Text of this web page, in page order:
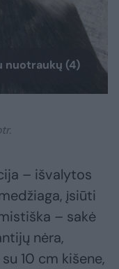
nuotraukų (4)
– išvalytos
įsiūti
– sakė
nėra,
10 cm kišene,